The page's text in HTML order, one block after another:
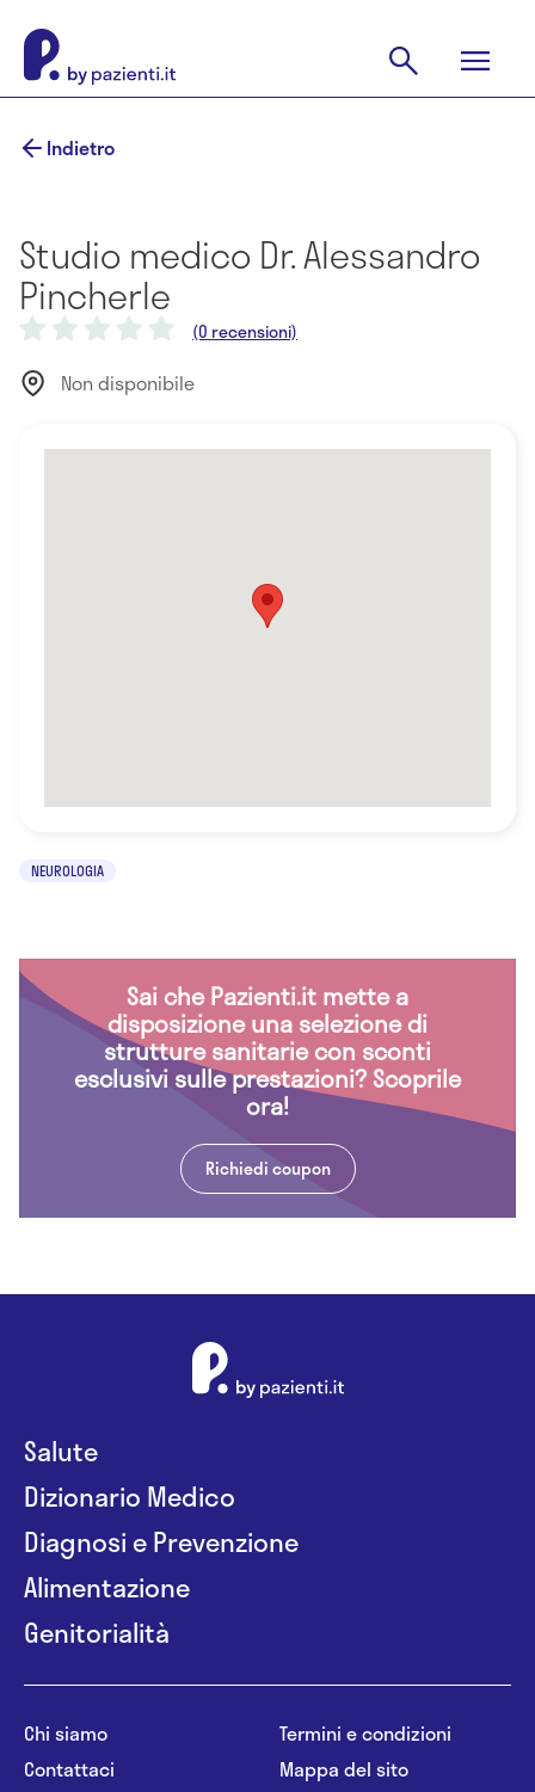
Indietro
Studio medico Dr. Alessandro
Pincherle
(0 recensioni)
Non disponibile
NEUROLOGIA
Sai che Pazienti.it mette a
disposizione una selezione di
strutture sanitarie con sconti
esclusivi sulle prestazioni? Scoprile
ora!
Richiedi coupon
Salute
Dizionario Medico
Diagnosi e Prevenzione
Alimentazione
Genitorialità
Chi siamo
Contattaci
Termini e condizioni
Mappa del sito